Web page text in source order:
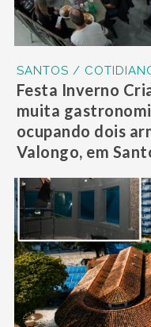
SANTOS /
Festa Inverno
muita
ocupando dois
Valongo, em